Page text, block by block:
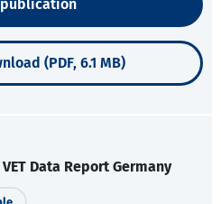
publication
(PDF, 6.1 MB)
VET Data Report Germany